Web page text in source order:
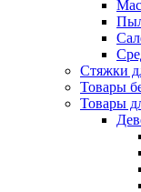
Стяжки
Товары
Товары